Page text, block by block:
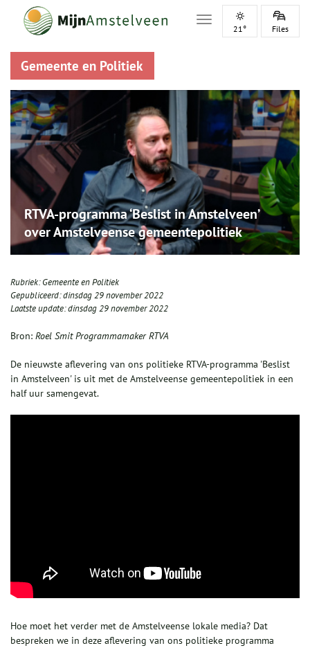
Toggle navigation
21° Files
Gemeente en Politiek
RTVA-programma ‘Beslist in Amstelveen’
over Amstelveense gemeentepolitiek
Rubriek:Gemeente en Politiek
Gepubliceerd:dinsdag 29 november 2022
Laatste update:dinsdag 29 november 2022
Bron: Roel Smit Programmamaker RTVA
De nieuwste aflevering van ons politieke RTVA-programma 'Beslist
in Amstelveen' is uit met de Amstelveense gemeentepolitiek in een
half uur samengevat.
Hoe moet het verder met de Amstelveense lokale media? Dat
bespreken we in deze aflevering van ons politieke programma